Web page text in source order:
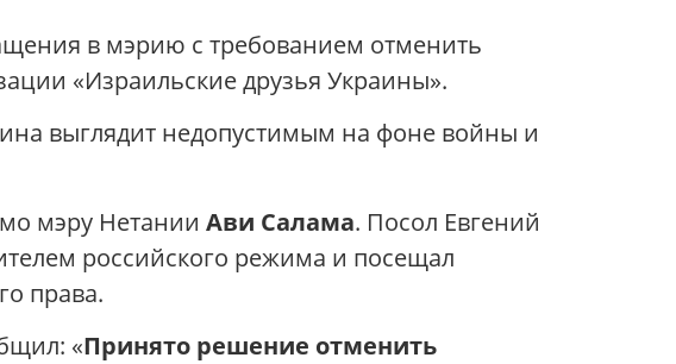
в мэрию с требованием отменить
«Израильские друзья Украины».
выглядит недопустимым на фоне войны и
мэру Нетании Ави Салама. Посол Евгений
российского режима и посещал
права.
«Принято решение отменить